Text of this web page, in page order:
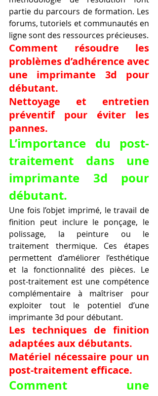
partie du parcours de formation. Les
forums, tutoriels et communautés en
ligne sont des ressources précieuses.
Comment résoudre les
problèmes d’adhérence avec
une imprimante 3d pour
débutant.
Nettoyage et entretien
préventif pour éviter les
pannes.
L’importance du post-
traitement dans une
imprimante 3d pour
débutant.
Une fois l’objet imprimé, le travail de
finition peut inclure le ponçage, le
polissage, la peinture ou le
traitement thermique. Ces étapes
permettent d’améliorer l’esthétique
et la fonctionnalité des pièces. Le
post-traitement est une compétence
complémentaire à maîtriser pour
exploiter tout le potentiel d’une
imprimante 3d pour débutant.
Les techniques de finition
adaptées aux débutants.
Matériel nécessaire pour un
post-traitement efficace.
Comment une